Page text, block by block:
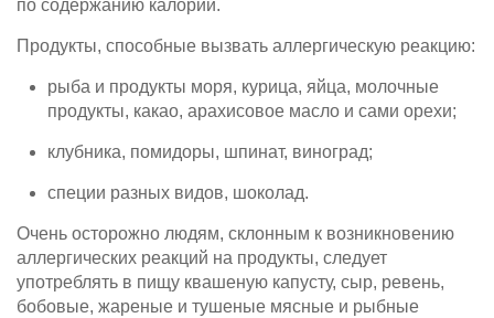
по содержанию калорий.
Продукты, способные вызвать аллергическую реакцию:
рыба и продукты моря, курица, яйца, молочные
продукты, какао, арахисовое масло и сами орехи;
клубника, помидоры, шпинат, виноград;
специи разных видов, шоколад.
Очень осторожно людям, склонным к возникновению
аллергических реакций на продукты, следует
употреблять в пищу квашеную капусту, сыр, ревень,
бобовые, жареные и тушеные мясные и рыбные